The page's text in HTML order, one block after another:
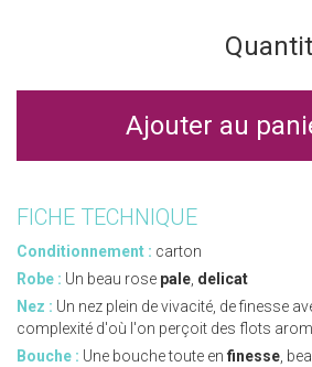
Ajouter au
FICHE TECHNIQUE
Conditionnement : carton
Robe : Un beau rose pale delicat
Nez : Un nez plein de vivacité, de finesse
complexité d'où l'on perçoit des flots
Bouche : Une bouche toute en finesse ,